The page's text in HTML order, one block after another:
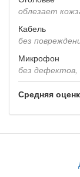
облезает
Кабель
без
Микрофон
без дефектов,
Средняя